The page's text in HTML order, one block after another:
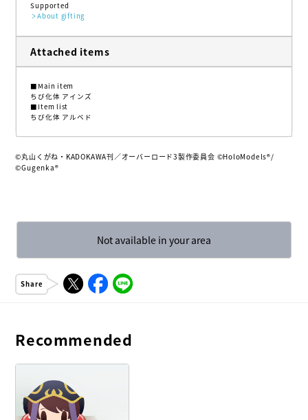
Supported
About gifting
Attached items
■Main item
ちび化体 アインズ
■Item list
ちび化体 アルベド
©丸山くがね・KADOKAWA刊／オーバーロード3製作委員会 ©HoloModels®︎/
©Gugenka®
Not available in your area
Share
Recommended